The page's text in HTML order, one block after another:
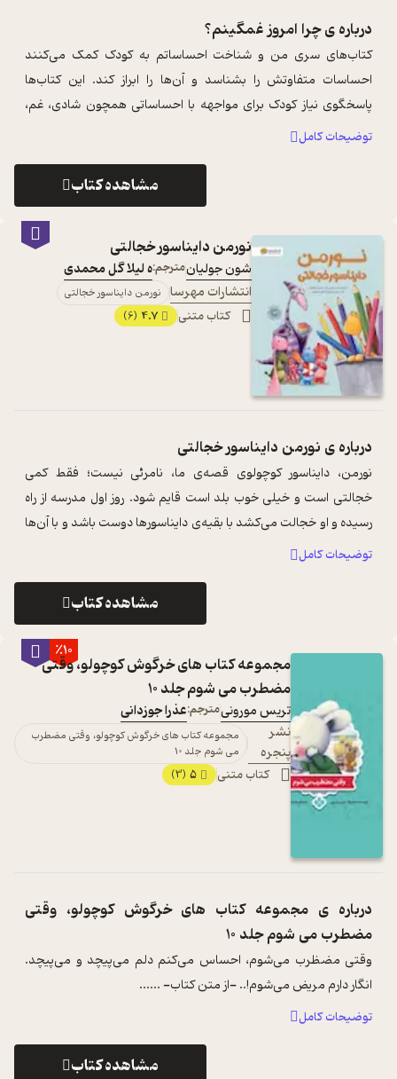
درباره یچرا امروز غمگینم؟
کتاب‌های سری من و شناخت احساساتم به کودک کمک می‌کنند
احساسات متفاوتش را بشناسد و آن‌ها را ابراز کند. این کتاب‌ها
پاسخگوی نیاز کودک برای مواجهه با احساساتی همچون شادی، غم،
خشم، نگرانی، ترس، حسادت، خجال ...
توضیحات کامل
مشاهده کتاب
نورمن دایناسور خجالتی
شون جولیانمترجم:ه لیلا گل محمدی
انتشارات مهرسا
نورمن دایناسور خجالتی
کتاب متنی 4.7
(6)
درباره ی نورمن دایناسور خجالتی
نورمن، دایناسور کوچولوی قصه‌ی ما، نامرئی نیست؛ فقط کمی
خجالتی است و خیلی خوب بلد است قایم شود. روز اول مدرسه از راه
رسیده و او خجالت می‌کشد با بقیه‌ی دایناسورها دوست باشد و با آن‌ها
بازی کند. نورمن ...
توضیحات کامل
مشاهده کتاب
٪10
مجموعه کتاب های خرگوش کوچولو، وقتی
مضطرب می شوم جلد 10
تریس مورونیمترجم:عذرا جوزدانی
نشر
پنجره
مجموعه کتاب های خرگوش کوچولو، وقتی مضطرب
می شوم جلد 10
کتاب متنی 5
(3)
درباره ی مجموعه کتاب های خرگوش کوچولو، وقتی
مضطرب می شوم جلد 10
وقتی مضظرب می‌شوم، احساس می‌کنم دلم می‌پیچد و می‌پیچد.
انگار دارم مریض می‌شوم!.. -از متن کتاب- ......
توضیحات کامل
مشاهده کتاب